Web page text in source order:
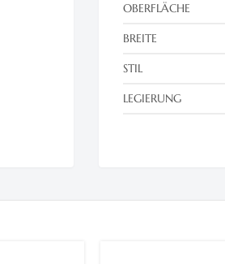
OBERFLÄCHE
BREITE
STIL
LEGIERUNG